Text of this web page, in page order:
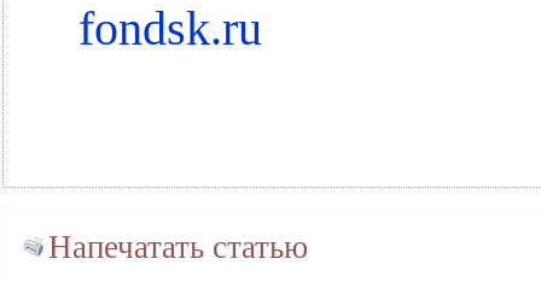
fondsk.ru
Напечатать статью